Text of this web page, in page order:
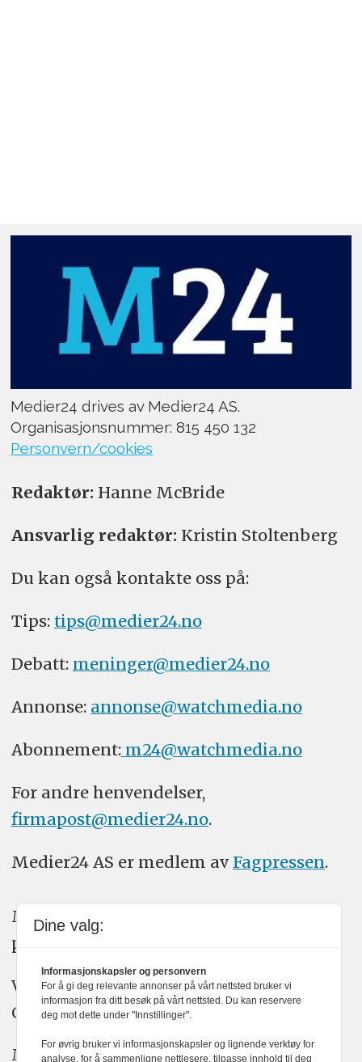
Medier24 drives av Medier24 AS.
Organisasjonsnummer: 815 450 132
Personvern/cookies
Redaktør: Hanne McBride
Ansvarlig redaktør: Kristin Stoltenberg
Du kan også kontakte oss på:
Tips: tips@medier24.no
Debatt: meninger@medier24.no
Annonse: annonse@watchmedia.no
Abonnement:m24@watchmedia.no
For andre henvendelser,
firmapost@medier24.no.
Medier24 AS er medlem av Fagpressen.
Medier24 arbeider etter Vær Varsom-
plakatens regler for god presseskikk.
Vi bruker KI-verktøy som ChatGPT,
Claude, og Gemini i journalistikken vår.
Medier24s redaksjon har alltid det fulle
Dine valg:
Informasjonskapsler og personvern
For å gi deg relevante annonser på vårt nettsted bruker vi
informasjon fra ditt besøk på vårt nettsted. Du kan reservere
deg mot dette under "Innstillinger".
For øvrig bruker vi informasjonskapsler og lignende verktøy for
analyse, for å sammenligne nettlesere, tilpasse innhold til deg